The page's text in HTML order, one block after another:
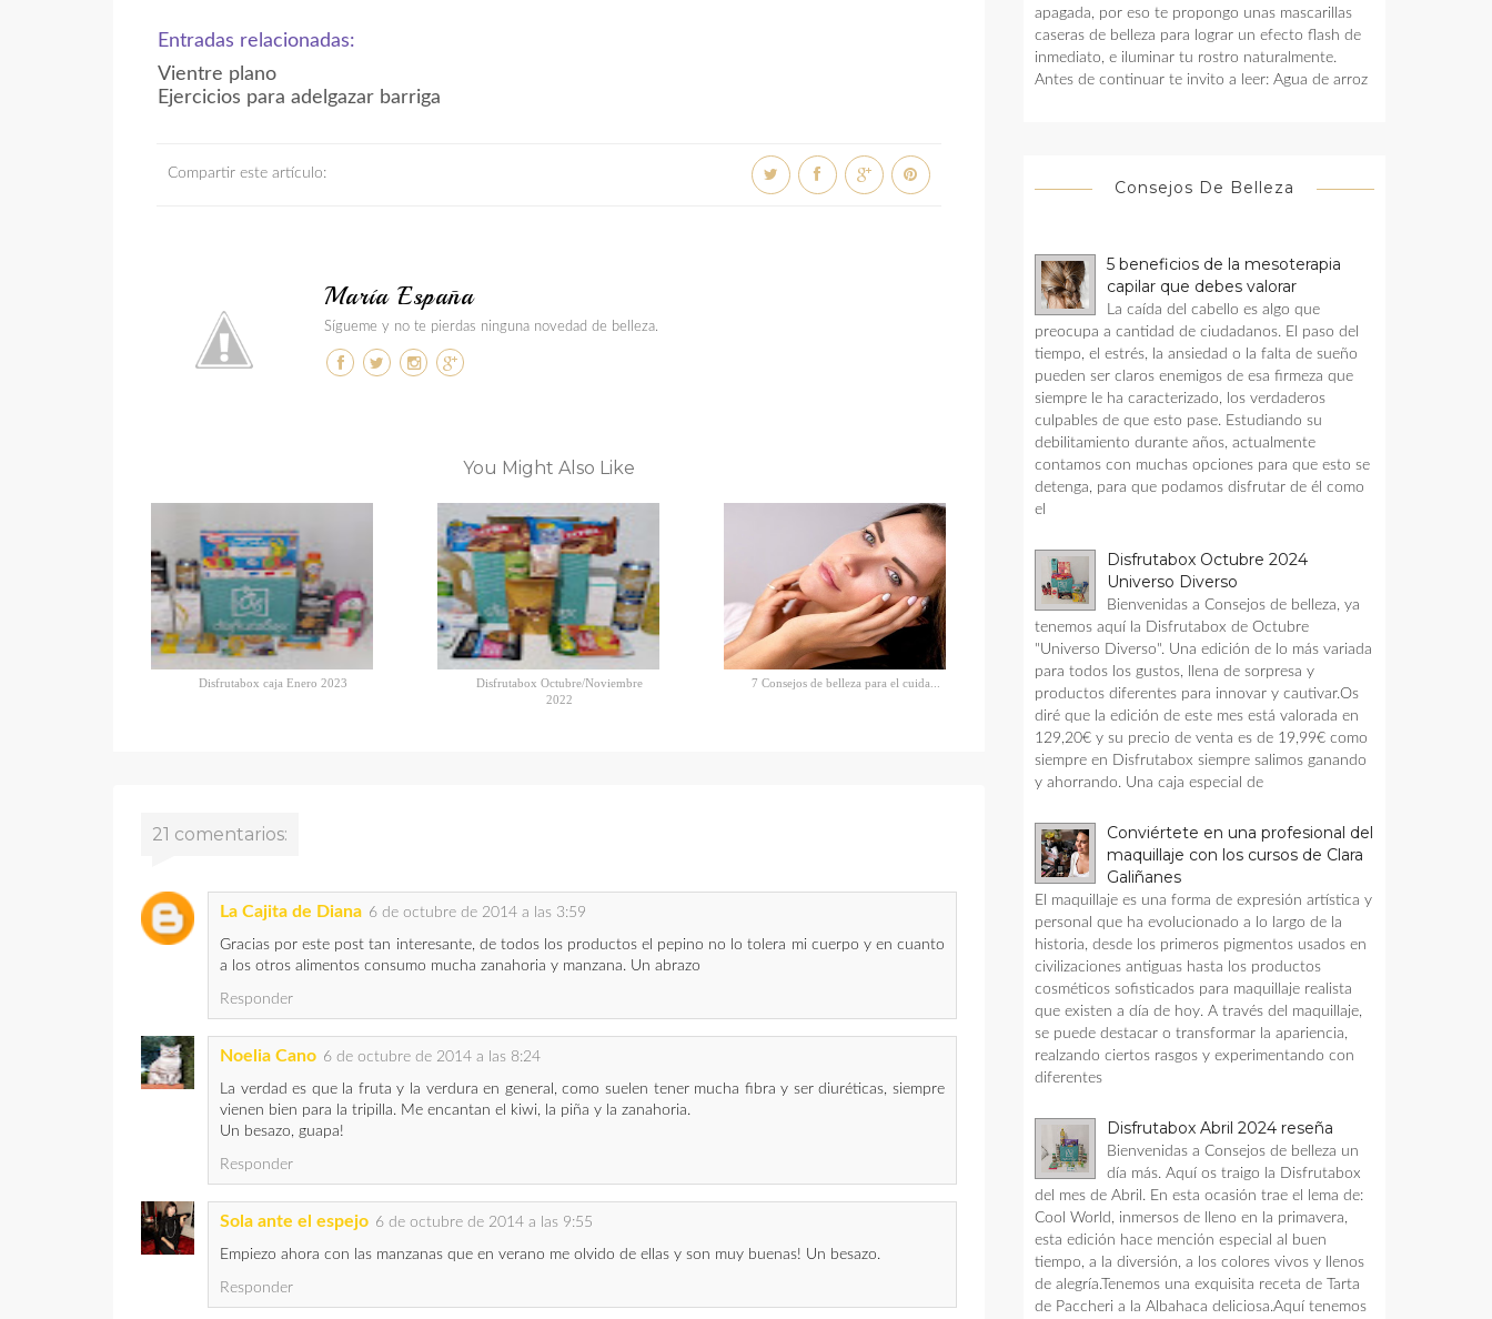
Entradas relacionadas:
Vientre plano
Ejercicios para adelgazar barriga
Compartir este artículo:
María España
Sígueme y no te pierdas ninguna novedad de belleza.
You Might Also Like
Disfrutabox caja Enero 2023
Disfrutabox Octubre/Noviembre
2022
7 Consejos de belleza para el cuida...
21 comentarios:
La Cajita de Diana 6 de octubre de 2014 a las 3:59
Gracias por este post tan interesante, de todos los productos el pepino no lo tolera mi cuerpo y en cuanto
a los otros alimentos consumo mucha zanahoria y manzana. Un abrazo
Responder
Noelia Cano 6 de octubre de 2014 a las 8:24
La verdad es que la fruta y la verdura en general, como suelen tener mucha fibra y ser diuréticas, siempre
vienen bien para la tripilla. Me encantan el kiwi, la piña y la zanahoria.
Un besazo, guapa!
Responder
Sola ante el espejo 6 de octubre de 2014 a las 9:55
Empiezo ahora con las manzanas que en verano me olvido de ellas y son muy buenas! Un besazo.
Responder
apagada, por eso te propongo unas mascarillas
caseras de belleza para lograr un efecto flash de
inmediato, e iluminar tu rostro naturalmente.
Antes de continuar te invito a leer: Agua de arroz
Consejos De Belleza
5 beneficios de la mesoterapia
capilar que debes valorar
La caída del cabello es algo que
preocupa a cantidad de ciudadanos. El paso del
tiempo, el estrés, la ansiedad o la falta de sueño
pueden ser claros enemigos de esa firmeza que
siempre le ha caracterizado, los verdaderos
culpables de que esto pase. Estudiando su
debilitamiento durante años, actualmente
contamos con muchas opciones para que esto se
detenga, para que podamos disfrutar de él como
el
Disfrutabox Octubre 2024
Universo Diverso
Bienvenidas a Consejos de belleza, ya
tenemos aquí la Disfrutabox de Octubre
"Universo Diverso". Una edición de lo más variada
para todos los gustos, llena de sorpresa y
productos diferentes para innovar y cautivar.Os
diré que la edición de este mes está valorada en
129,20€ y su precio de venta es de 19,99€ como
siempre en Disfrutabox siempre salimos ganando
y ahorrando. Una caja especial de
Conviértete en una profesional del
maquillaje con los cursos de Clara
Galiñanes
El maquillaje es una forma de expresión artística y
personal que ha evolucionado a lo largo de la
historia, desde los primeros pigmentos usados en
civilizaciones antiguas hasta los productos
cosméticos sofisticados para maquillaje realista
que existen a día de hoy. A través del maquillaje,
se puede destacar o transformar la apariencia,
realzando ciertos rasgos y experimentando con
diferentes
Disfrutabox Abril 2024 reseña
Bienvenidas a Consejos de belleza un
día más. Aquí os traigo la Disfrutabox
del mes de Abril. En esta ocasión trae el lema de:
Cool World, inmersos de lleno en la primavera,
esta edición hace mención especial al buen
tiempo, a la diversión, a los colores vivos y llenos
de alegría.Tenemos una exquisita receta de Tarta
de Paccheri a la Albahaca deliciosa.Aquí tenemos